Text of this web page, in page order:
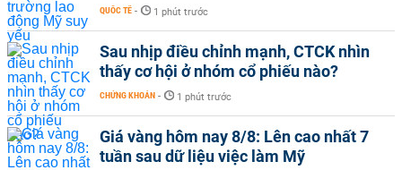
QUỐC TẾ - 1 phút trước
Sau nhịp điều chỉnh mạnh, CTCK nhìn
thấy cơ hội ở nhóm cổ phiếu nào?
CHỨNG KHOÁN - 1 phút trước
Giá vàng hôm nay 8/8: Lên cao nhất 7
tuần sau dữ liệu việc làm Mỹ